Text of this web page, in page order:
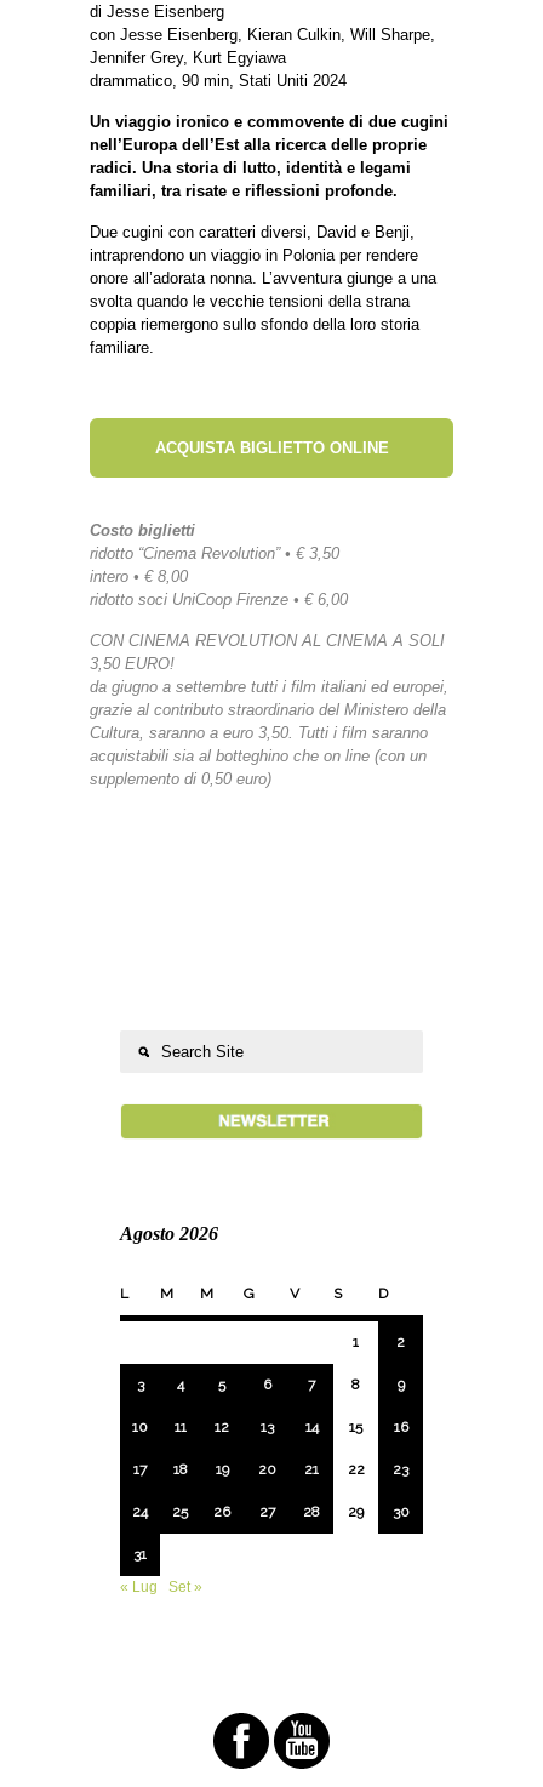
di Jesse Eisenberg
con Jesse Eisenberg, Kieran Culkin, Will Sharpe,
Jennifer Grey, Kurt Egyiawa
drammatico, 90 min, Stati Uniti 2024
Un viaggio ironico e commovente di due cugini
nell’Europa dell’Est alla ricerca delle proprie
radici. Una storia di lutto, identità e legami
familiari, tra risate e riflessioni profonde.
Due cugini con caratteri diversi, David e Benji,
intraprendono un viaggio in Polonia per rendere
onore all’adorata nonna. L’avventura giunge a una
svolta quando le vecchie tensioni della strana
coppia riemergono sullo sfondo della loro storia
familiare.
ACQUISTA BIGLIETTO ONLINE
Costo biglietti
ridotto “Cinema Revolution” • € 3,50
intero • € 8,00
ridotto soci UniCoop Firenze • € 6,00
CON CINEMA REVOLUTION AL CINEMA A SOLI
3,50 EURO!
da giugno a settembre tutti i film italiani ed europei,
grazie al contributo straordinario del Ministero della
Cultura, saranno a euro 3,50. Tutti i film saranno
acquistabili sia al botteghino che on line (con un
supplemento di 0,50 euro)
Agosto 2026
L M M G V S D
1 2
3 4 5 6 7 8 9
10 11 12 13 14 15 16
17 18 19 20 21 22 23
24 25 26 27 28 29 30
31
« Lug
Set »